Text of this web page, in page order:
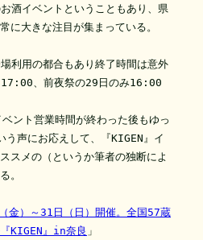
酒イベントということもあり、県
に大きな注目が集まっている。
利用の都合もあり終了時間は意外
、前夜祭の29日のみ16:00
ント営業時間が終わった後もゆっ
う声にお応えして、『KIGEN』イ
スメの（というか筆者の独断によ
。
金）～31日（日）開催。全国57蔵
KIGEN』in奈良 」